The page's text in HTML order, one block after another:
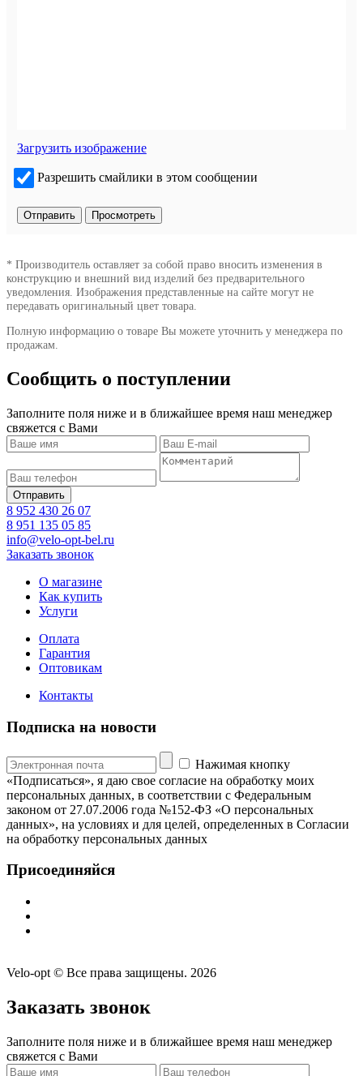
Загрузить изображение
Разрешить смайлики в этом сообщении
* Производитель оставляет за собой право вносить изменения в
конструкцию и внешний вид изделий без предварительного
уведомления. Изображения представленные на сайте могут не
передавать оригинальный цвет товара.
Полную информацию о товаре Вы можете уточнить у менеджера по
продажам.
Сообщить о поступлении
Заполните поля ниже и в ближайшее время наш менеджер
свяжется с Вами
8 952 430 26 07
8 951 135 05 85
info@velo-opt-bel.ru
Заказать звонок
О магазине
Как купить
Услуги
Оплата
Гарантия
Оптовикам
Контакты
Подписка на новости
Нажимая кнопку
«Подписаться», я даю свое согласие на обработку моих
персональных данных, в соответствии с Федеральным
законом от 27.07.2006 года №152-ФЗ «О персональных
данных», на условиях и для целей, определенных в Согласии
на обработку персональных данных
Присоединяйся
Velo-opt © Все права защищены. 2026
Заказать звонок
Заполните поля ниже и в ближайшее время наш менеджер
свяжется с Вами